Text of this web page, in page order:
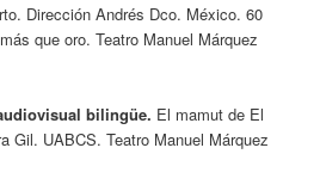
Dirección Andrés Dco. México. 60
que oro. Teatro Manuel Márquez
bilingüe. El mamut de El
Gil. UABCS. Teatro Manuel Márquez